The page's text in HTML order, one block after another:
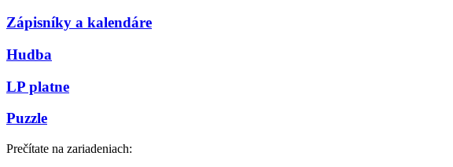
Zápisníky a kalendáre
Hudba
LP platne
Puzzle
Prečítate na zariadeniach: